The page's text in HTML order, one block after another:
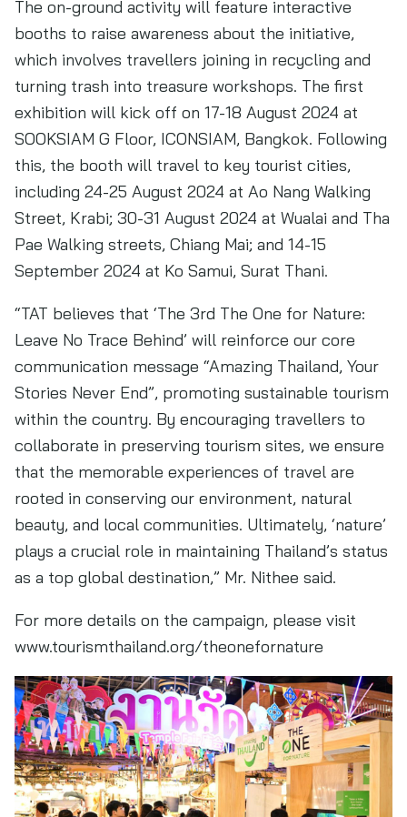
The on-ground activity will feature interactive
booths to raise awareness about the initiative,
which involves travellers joining in recycling and
turning trash into treasure workshops. The first
exhibition will kick off on 17-18 August 2024 at
SOOKSIAM G Floor, ICONSIAM, Bangkok. Following
this, the booth will travel to key tourist cities,
including 24-25 August 2024 at Ao Nang Walking
Street, Krabi; 30-31 August 2024 at Wualai and Tha
Pae Walking streets, Chiang Mai; and 14-15
September 2024 at Ko Samui, Surat Thani.
“TAT believes that ‘The 3rd The One for Nature:
Leave No Trace Behind’ will reinforce our core
communication message “Amazing Thailand, Your
Stories Never End”, promoting sustainable tourism
within the country. By encouraging travellers to
collaborate in preserving tourism sites, we ensure
that the memorable experiences of travel are
rooted in conserving our environment, natural
beauty, and local communities. Ultimately, ‘nature’
plays a crucial role in maintaining Thailand’s status
as a top global destination,” Mr. Nithee said.
For more details on the campaign, please visit
www.tourismthailand.org/theonefornature